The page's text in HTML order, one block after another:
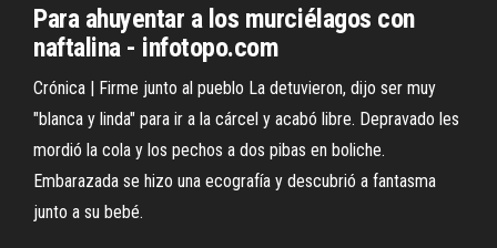
Para ahuyentar a los murciélagos con
naftalina - infotopo.com
Crónica | Firme junto al pueblo La detuvieron, dijo ser muy
"blanca y linda" para ir a la cárcel y acabó libre. Depravado les
mordió la cola y los pechos a dos pibas en boliche.
Embarazada se hizo una ecografía y descubrió a fantasma
junto a su bebé.